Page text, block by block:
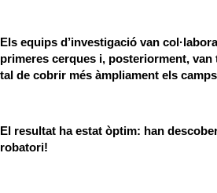
Els equips d’investigació van
primeres cerques i, posteriorment,
tal de cobrir més àmpliament els
El resultat ha estat òptim: han
robatori!